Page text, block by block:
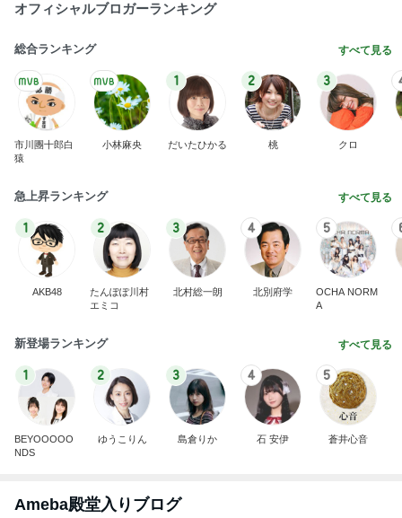
オフィシャルブロガーランキング
総合ランキング すべて見る
市川團十郎白
猿
小林麻央
1
だいたひかる
2
桃
3
クロ
急上昇ランキング すべて見る
1
AKB48
2
たんぽぽ川村
エミコ
3
北村総一朗
4
北別府学
5
OCHA NORM
A
新登場ランキング すべて見る
1
BEYOOOOO
NDS
2
ゆうこりん
3
島倉りか
4
石 安伊
5
蒼井心音
Ameba殿堂入りブログ